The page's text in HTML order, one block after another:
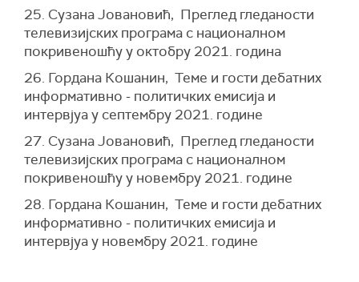
25. Сузана Јовановић, Преглед гледаности
телевизијских програма с националном
покривеношћу у октобру 2021. година
26. Гордана Кошанин, Теме и гости дебатних
информативно - политичких емисија и
интервјуа у септембру 2021. године
27. Сузана Јовановић, Преглед гледаности
телевизијских програма с националном
покривеношћу у новембру 2021. године
28. Гордана Кошанин, Теме и гости дебатних
информативно - политичких емисија и
интервјуа у новембру 2021. године